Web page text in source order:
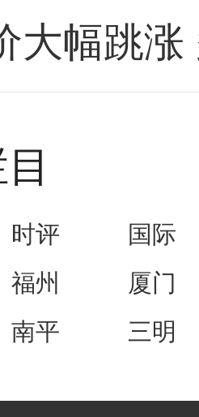
大幅跳
时评
国际
福州
厦门
南平 三明